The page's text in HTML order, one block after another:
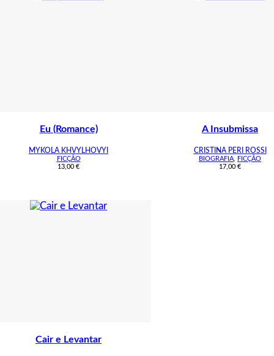
Eu (Romance)
MYKOLA KHVYLHOVYI
FICÇÃO
13,00 €
A Insubmissa
CRISTINA PERI ROSSI
BIOGRAFIA
FICÇÃO
17,00 €
Cair e Levantar